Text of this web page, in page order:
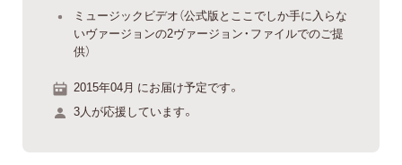
ミュージックビデオ（公式版とここでしか手に入らな
いヴァージョンの2ヴァージョン・ファイルでのご提
供）
2015年04月 にお届け予定です。
3人が応援しています。